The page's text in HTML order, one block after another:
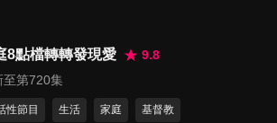
第247集 排除障礙親近神
26 分鐘
8點檔轉轉發現愛
9.8
至第720集
性節目 生活 家庭 基督教